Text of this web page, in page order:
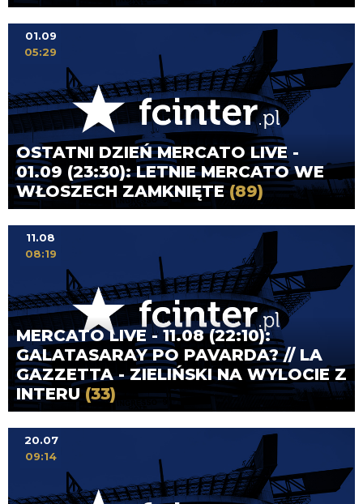
OSTATNI DZIEŃ MERCATO LIVE -
01.09 (23:30): LETNIE MERCATO WE
WŁOSZECH ZAMKNIĘTE (89)
01.09
05:29
MERCATO LIVE - 11.08 (22:10):
GALATASARAY PO PAVARDA? // LA
GAZZETTA - ZIELIŃSKI NA WYLOCIE Z
INTERU (33)
11.08
08:19
20.07
09:14